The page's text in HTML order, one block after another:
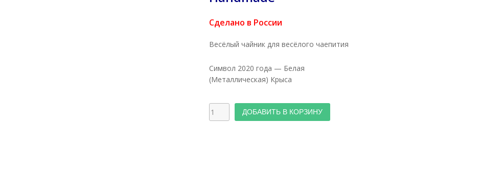
Сделано в России
Весёлый чайник для весёлого чаепития
Символ 2020 года — Белая
(Металлическая) Крыса
ДОБАВИТЬ В КОРЗИНУ